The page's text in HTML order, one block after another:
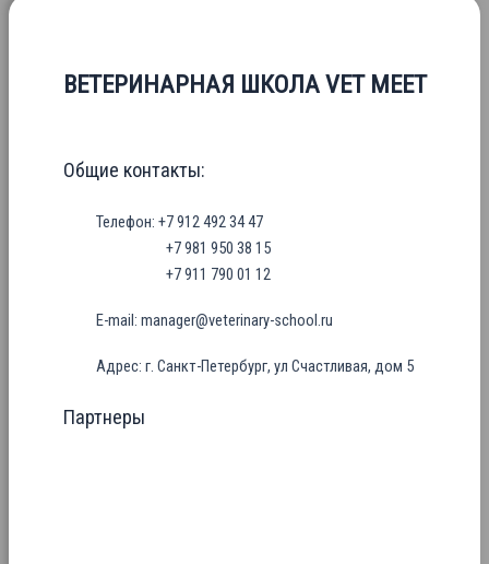
ВЕТЕРИНАРНАЯ ШКОЛА VET MEET
Общие контакты:
Телефон: +7 912 492 34 47
+7 981 950 38 15
+7 911 790 01 12
E-mail: manager@veterinary-school.ru
Адрес: г. Санкт-Петербург, ул Счастливая, дом 5
Партнеры